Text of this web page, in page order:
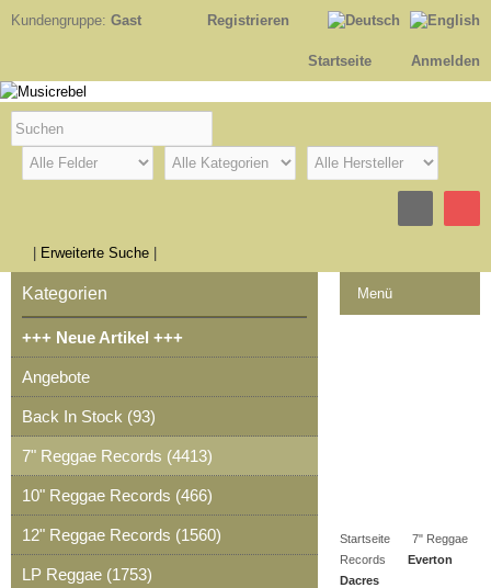
Kundengruppe: Gast Registrieren
Anmelden
Startseite
Erweiterte Suche
Menü
Startseite
7" Reggae
Records
Everton
Dacres
Kategorien
+++ Neue Artikel +++
Angebote
Back In Stock (93)
7" Reggae Records (4413)
10" Reggae Records (466)
12" Reggae Records (1560)
LP Reggae (1753)